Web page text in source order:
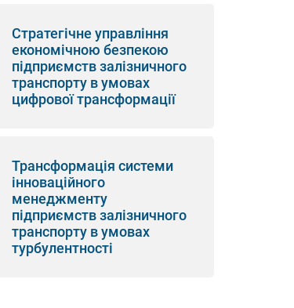
Стратегічне управління
економічною безпекою
підприємств залізничного
транспорту в умовах
цифрової трансформації
Трансформація системи
інноваційного
менеджменту
підприємств залізничного
транспорту в умовах
турбулентності